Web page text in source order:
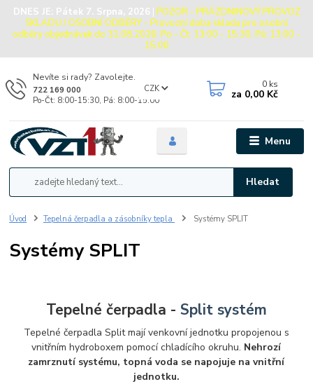
DNES JE: Pátek 7. Srpna, 2026 | POZOR - PRÁZDNINOVÝ PROVOZ
SKLADU / OSOBNÍ ODBĚRY - Provozní doba skladu pro osobní
odběry objednávek do 31.08.2026: Po - Čt: 13:00 - 15:30, Pá: 13:00 -
15:00
Menu
CZK
Hledat
Nevíte si rady? Zavolejte.
722 169 000
Po-Čt: 8:00-15:30, Pá: 8:00-15:00
0 ks
za 0,00 Kč
Úvod Tepelná čerpadla a zásobníky tepla Systémy SPLIT
Systémy SPLIT
Tepelné čerpadla - Split systém
Tepelné čerpadla Split mají venkovní jednotku propojenou s
vnitřním hydroboxem pomocí chladícího okruhu. Nehrozí
zamrznutí systému, topná voda se napojuje na vnitřní
jednotku.